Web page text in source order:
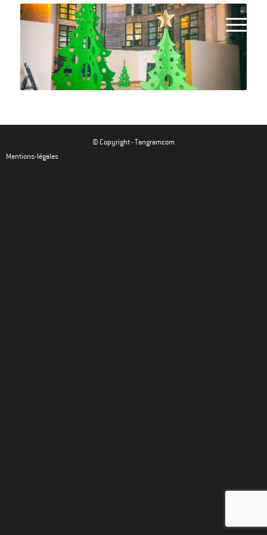
© Copyright -Tangramcom
Mentions-légales